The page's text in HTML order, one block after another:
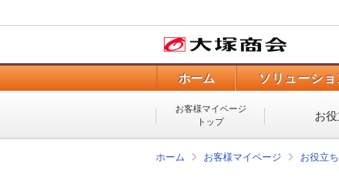
ホーム ソリューシ
お客様マイページ
トップ
お
ホーム お客様マイページ お役立